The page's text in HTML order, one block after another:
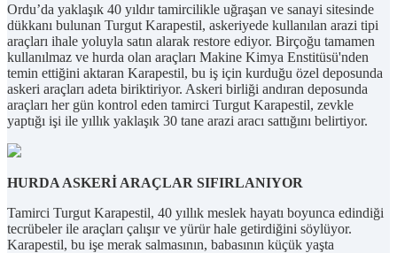
Ordu’da yaklaşık 40 yıldır tamircilikle uğraşan ve sanayi sitesinde
dükkanı bulunan Turgut Karapestil, askeriyede kullanılan arazi tipi
araçları ihale yoluyla satın alarak restore ediyor. Birçoğu tamamen
kullanılmaz ve hurda olan araçları Makine Kimya Enstitüsü'nden
temin ettiğini aktaran Karapestil, bu iş için kurduğu özel deposunda
askeri araçları adeta biriktiriyor. Askeri birliği andıran deposunda
araçları her gün kontrol eden tamirci Turgut Karapestil, zevkle
yaptığı işi ile yıllık yaklaşık 30 tane arazi aracı sattığını belirtiyor.
HURDA ASKERİ ARAÇLAR SIFIRLANIYOR
Tamirci Turgut Karapestil, 40 yıllık meslek hayatı boyunca edindiği
tecrübeler ile araçları çalışır ve yürür hale getirdiğini söylüyor.
Karapestil, bu işe merak salmasının, babasının küçük yaşta